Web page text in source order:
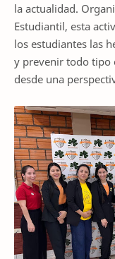
la actualidad.
Estudiantil, esta
los estudiantes las
y prevenir todo tipo
desde una